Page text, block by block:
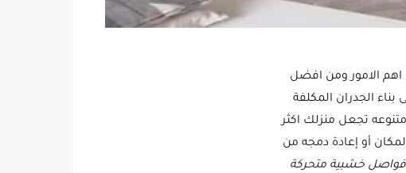
الامور ومن افضل
الجدران المكلفة
تجعل منزلك اكثر
أو إعادة دمجه من
خشبية متحركة